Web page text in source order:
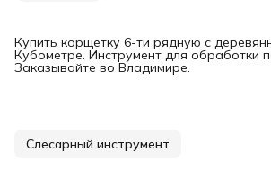
Купить корщетку 6-ти рядную с
Кубометре. Инструмент для обработки
Заказывайте во Владимире.
Слесарный инструмент